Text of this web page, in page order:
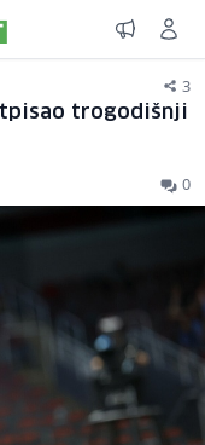
3
trogodišnji
0